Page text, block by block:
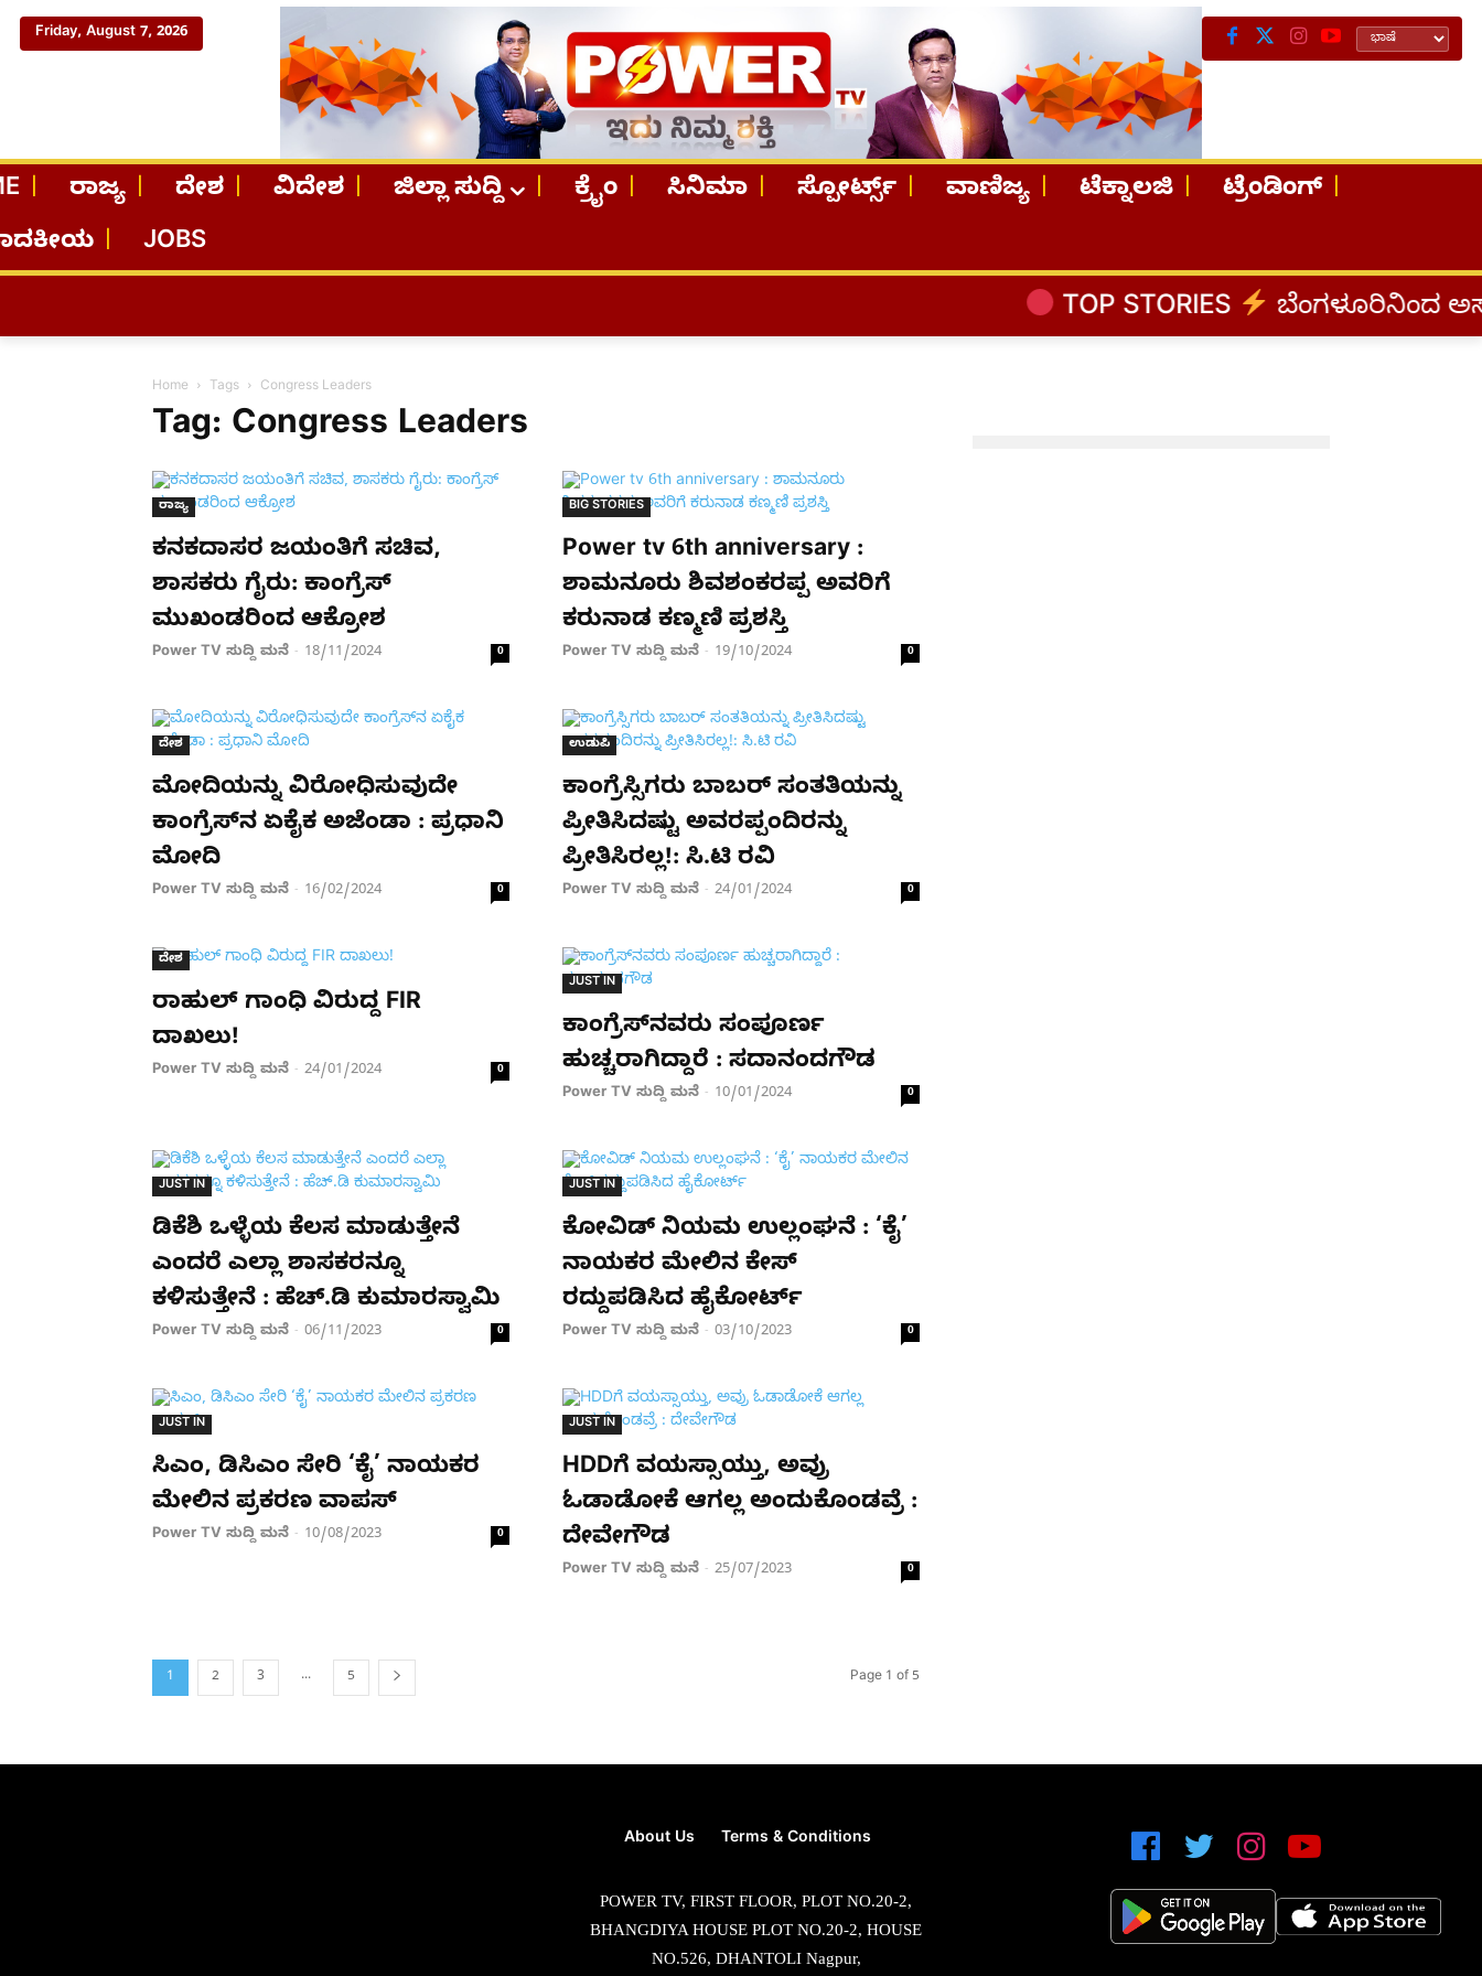
Friday, August 7, 2026
ರಾಜ್ಯ ದೇಶ ವಿದೇಶ ಜಿಲ್ಲಾ ಸುದ್ದಿ ಕ್ರೈಂ ಸಿನಿಮಾ ಸ್ಪೋರ್ಟ್ಸ್ ವಾಣಿಜ್ಯ ಟೆಕ್ನಾಲಜಿ
ಟ್ರೆಂಡಿಂಗ್
JOBS
TOP STORIES ಬೆಂಗಳೂರಿನಿಂದ ಅಸ್ಸಾಂ
Home Tags Congress Leaders
Tag: Congress Leaders
ರಾಜ್ಯ
ಕನಕದಾಸರ ಜಯಂತಿಗೆ ಸಚಿವ,
ಶಾಸಕರು ಗೈರು: ಕಾಂಗ್ರೆಸ್​​
ಮುಖಂಡರಿಂದ ಆಕ್ರೋಶ
Power TV ಸುದ್ದಿ ಮನೆ - 18/11/2024 0
BIG STORIES
Power tv 6th anniversary :
ಶಾಮನೂರು ಶಿವಶಂಕರಪ್ಪ ಅವರಿಗೆ
ಕರುನಾಡ ಕಣ್ಮಣಿ ಪ್ರಶಸ್ತಿ
Power TV ಸುದ್ದಿ ಮನೆ - 19/10/2024 0
ದೇಶ
ಮೋದಿಯನ್ನು ವಿರೋಧಿಸುವುದೇ
ಕಾಂಗ್ರೆಸ್​ನ ಏಕೈಕ ಅಜೆಂಡಾ : ಪ್ರಧಾನಿ
ಮೋದಿ
Power TV ಸುದ್ದಿ ಮನೆ - 16/02/2024 0
ಉಡುಪಿ
ಕಾಂಗ್ರೆಸ್ಸಿಗರು ಬಾಬರ್ ಸಂತತಿಯನ್ನು
ಪ್ರೀತಿಸಿದಷ್ಟು ಅವರಪ್ಪಂದಿರನ್ನು
ಪ್ರೀತಿಸಿರಲ್ಲ!: ಸಿ.ಟಿ ರವಿ
Power TV ಸುದ್ದಿ ಮನೆ - 24/01/2024 0
ದೇಶ
ರಾಹುಲ್ ಗಾಂಧಿ ವಿರುದ್ದ FIR
ದಾಖಲು!
Power TV ಸುದ್ದಿ ಮನೆ - 24/01/2024 0
JUST IN
ಕಾಂಗ್ರೆಸ್​ನವರು ಸಂಪೂರ್ಣ
ಹುಚ್ಚರಾಗಿದ್ದಾರೆ : ಸದಾನಂದಗೌಡ
Power TV ಸುದ್ದಿ ಮನೆ - 10/01/2024 0
JUST IN
ಡಿಕೆಶಿ ಒಳ್ಳೆಯ ಕೆಲಸ ಮಾಡುತ್ತೇನೆ
ಎಂದರೆ ಎಲ್ಲಾ ಶಾಸಕರನ್ನೂ
ಕಳಿಸುತ್ತೇನೆ : ಹೆಚ್.ಡಿ ಕುಮಾರಸ್ವಾಮಿ
Power TV ಸುದ್ದಿ ಮನೆ - 06/11/2023 0
JUST IN
ಕೋವಿಡ್ ನಿಯಮ ಉಲ್ಲಂಘನೆ : ‘ಕೈ’
ನಾಯಕರ ಮೇಲಿನ ಕೇಸ್
ರದ್ದುಪಡಿಸಿದ ಹೈಕೋರ್ಟ್
Power TV ಸುದ್ದಿ ಮನೆ - 03/10/2023 0
JUST IN
ಸಿಎಂ, ಡಿಸಿಎಂ ಸೇರಿ ‘ಕೈ’ ನಾಯಕರ
ಮೇಲಿನ ಪ್ರಕರಣ ವಾಪಸ್
Power TV ಸುದ್ದಿ ಮನೆ - 10/08/2023 0
JUST IN
HDDಗೆ ವಯಸ್ಸಾಯ್ತು, ಅವ್ರು
ಓಡಾಡೋಕೆ ಆಗಲ್ಲ ಅಂದುಕೊಂಡವ್ರೆ :
ದೇವೇಗೌಡ
Power TV ಸುದ್ದಿ ಮನೆ - 25/07/2023 0
1 2 3 ... 5 Page 1 of 5
About Us Terms & Conditions
POWER TV, FIRST FLOOR, PLOT NO.20-2,
BHANGDIYA HOUSE PLOT NO.20-2, HOUSE
NO.526, DHANTOLI Nagpur,